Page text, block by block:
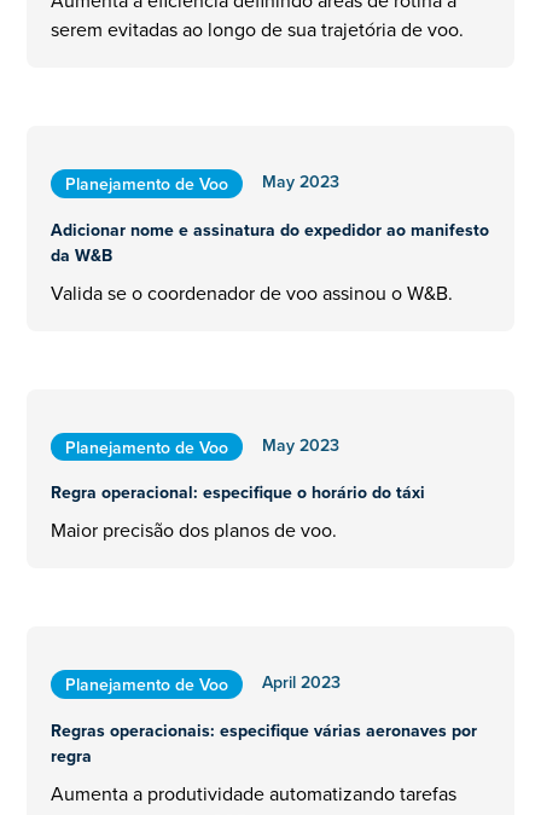
serem evitadas ao longo de sua trajetória de voo.
Planejamento de Voo
May 2023
Adicionar nome e assinatura do expedidor ao manifesto
da W&B
Valida se o coordenador de voo assinou o W&B.
Planejamento de Voo
May 2023
Regra operacional: especifique o horário do táxi
Maior precisão dos planos de voo.
Planejamento de Voo
April 2023
Regras operacionais: especifique várias aeronaves por
regra
Aumenta a produtividade automatizando tarefas